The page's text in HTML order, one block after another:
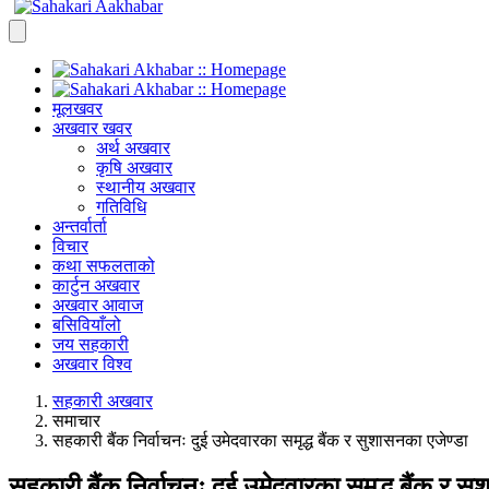
मूलखवर
अखवार खवर
अर्थ अखवार
कृषि अखवार
स्थानीय अखवार
गतिविधि
अन्तर्वार्ता
विचार
कथा सफलताको
कार्टुन अखवार
अखवार आवाज
बसिवियाँलो
जय सहकारी
अखवार विश्व
सहकारी अखवार
समाचार
सहकारी बैंक निर्वाचनः दुई उमेदवारका समृद्ध बैंक र सुशासनका एजेण्डा